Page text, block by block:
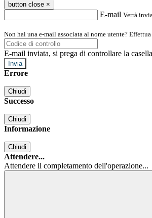
button close ×
E-mail Verrà
Non hai una e-mail associata al nome utente?
E-mail inviata, si prega di controllare la
Errore
Chiudi
Successo
Chiudi
Informazione
Chiudi
Attendere...
Attendere il completamento dell'operazione...